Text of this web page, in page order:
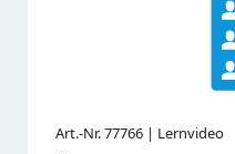
Art.-Nr. 77766 | Lernvideo